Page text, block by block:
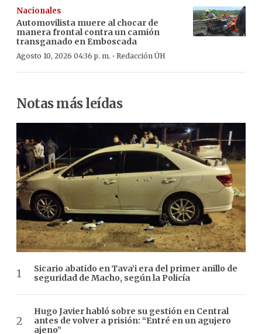
Nacionales
Automovilista muere al chocar de
manera frontal contra un camión
transganado en Emboscada
Agosto 10, 2026 04:36 p. m. · Redacción ÚH
Notas más leídas
Sicario abatido en Tava’i era del primer anillo de
seguridad de Macho, según la Policía
Hugo Javier habló sobre su gestión en Central
antes de volver a prisión: “Entré en un agujero
ajeno”